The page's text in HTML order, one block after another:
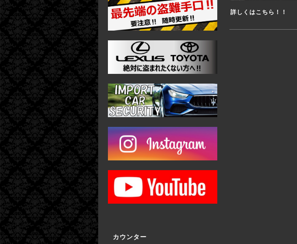
詳しくはこちら！！
カウンター